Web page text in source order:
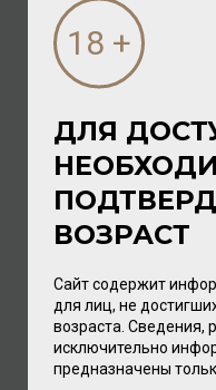
ДЛЯ
ВОЗРАСТ
Сайт содержит
для лиц, не
возраста. Сведения,
исключительно
предназначены